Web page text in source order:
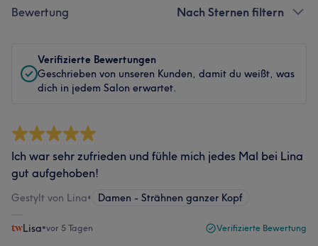
Bewertung Nach Sternen filtern
Verifizierte Bewertungen
Geschrieben von unseren Kunden, damit du weißt, was
dich in jedem Salon erwartet.
Ich war sehr zufrieden und fühle mich jedes Mal bei Lina
gut aufgehoben!
Gestylt von Lina• Damen - Strähnen ganzer Kopf
Lisa•vor 5 Tagen Verifizierte Bewertung